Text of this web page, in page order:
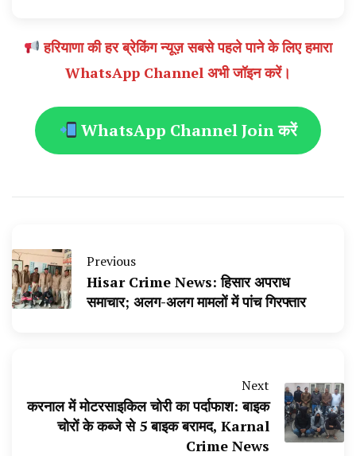
हरियाणा की हर ब्रेकिंग न्यूज़ सबसे पहले पाने के लिए हमारा
WhatsApp Channel अभी जॉइन करें।
WhatsApp Channel Join करें
Previous
Hisar Crime News: हिसार अपराध
समाचार; अलग-अलग मामलों में पांच गिरफ्तार
Next
करनाल में मोटरसाइकिल चोरी का पर्दाफाश: बाइक
चोरों के कब्जे से 5 बाइक बरामद, Karnal
Crime News